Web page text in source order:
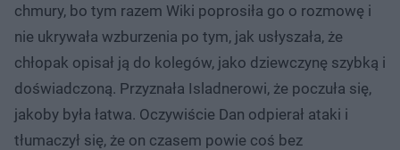
chmury, bo tym razem Wiki poprosiła go o rozmowę i
nie ukrywała wzburzenia po tym, jak usłyszała, że
chłopak opisał ją do kolegów, jako dziewczynę szybką i
doświadczoną. Przyznała Isladnerowi, że poczuła się,
jakoby była łatwa. Oczywiście Dan odpierał ataki i
tłumaczył się, że on czasem powie coś bez